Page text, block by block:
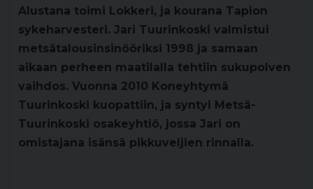
Alustana toimi Lokkeri, ja kourana Tapion
sykeharvesteri. Jari Tuurinkoski valmistui
metsätalousinsinööriksi 1998 ja samaan
aikaan perheen maatilalla tehtiin sukupolven
vaihdos. Vuonna 2010 Koneyhtymä
Tuurinkoski kuopattiin, ja syntyi Metsä-
Tuurinkoski osakeyhtiö, jossa Jari on
omistajana isänsä pikkuveljien rinnalla.